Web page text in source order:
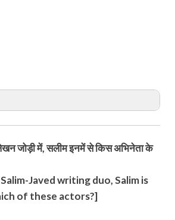
जोड़ी में, सलीम इनमें से किस अभिनेता के
Javed writing duo, Salim is
of these actors?]